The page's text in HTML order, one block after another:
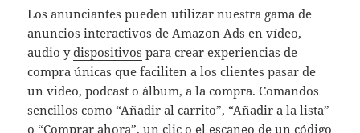
Los anunciantes pueden utilizar nuestra gama de
anuncios interactivos de Amazon Ads en vídeo,
audio ydispositivos para crear experiencias de
compra únicas que faciliten a los clientes pasar de
un video, podcast o álbum, a la compra. Comandos
sencillos como “Añadir al carrito”, “Añadir a la lista”
o “Comprar ahora”, un clic o elescaneo de un código